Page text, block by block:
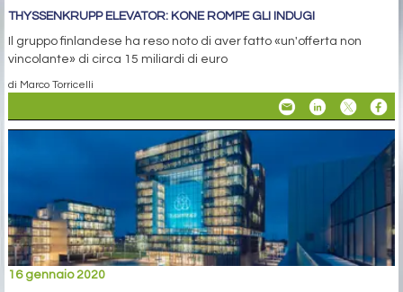
THYSSENKRUPP ELEVATOR: KONE ROMPE GLI INDUGI
Il gruppo finlandese ha reso noto di aver fatto «un'offerta non
vincolante» di circa 15 miliardi di euro
di Marco Torricelli
16 gennaio 2020